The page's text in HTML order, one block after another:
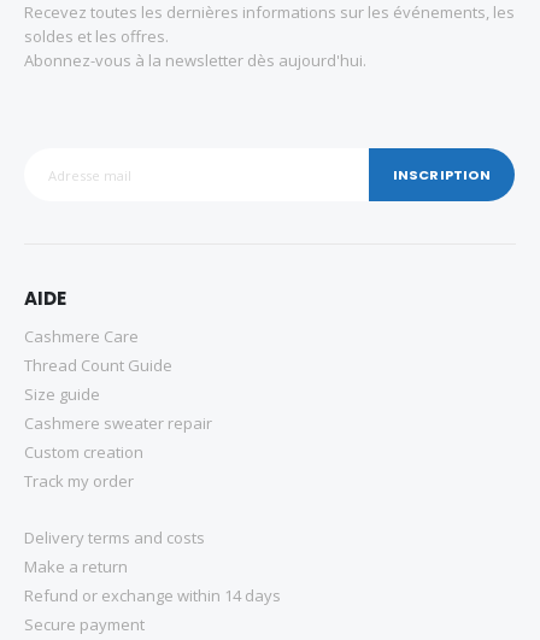
Recevez toutes les dernières informations sur les événements, les
soldes et les offres.
Abonnez-vous à la newsletter dès aujourd'hui.
INSCRIPTION
AIDE
Cashmere Care
Thread Count Guide
Size guide
Cashmere sweater repair
Custom creation
Track my order
Delivery terms and costs
Make a return
Refund or exchange within 14 days
Secure payment